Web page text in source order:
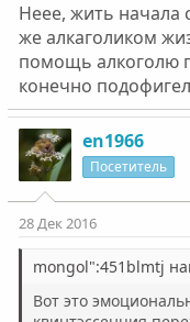
Неее, жить начала
же алкаголиком
помощь алкоголю
конечно
en1966
Посетитель
28 Дек 2016
mongol":451blmtj
Вот это